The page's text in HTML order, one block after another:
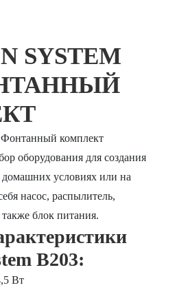
SYSTEM
Фонтанный комплект
оборудования для создания
условиях или на
насос, распылитель,
блок питания.
B203:
Вт